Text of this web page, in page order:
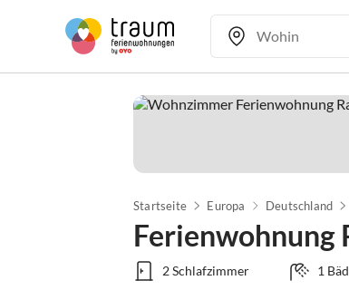
Startseite Europa Deutschland
Ferienwohnung
2 Schlafzimmer 1